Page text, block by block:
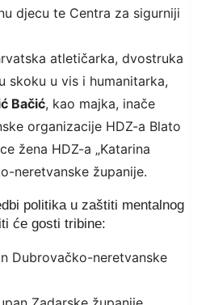
djecu te Centra za sigurniji
atletičarka, dvostruka
skoku u vis i humanitarka,
Bačić, kao majka, inače
organizacije HDZ-a Blato
žena HDZ-a „Katarina
neretvanske županije.
politika u zaštiti mentalnog
će gosti tribine:
Dubrovačko-neretvanske